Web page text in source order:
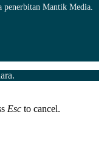
penerbitan Mantik Media.
Esc to cancel.